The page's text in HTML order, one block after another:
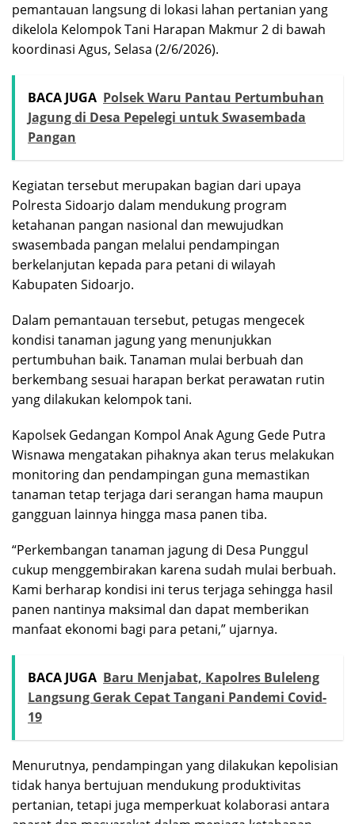
pemantauan langsung di lokasi lahan pertanian yang
dikelola Kelompok Tani Harapan Makmur 2 di bawah
koordinasi Agus, Selasa (2/6/2026).
BACA JUGA Polsek Waru Pantau Pertumbuhan
Jagung di Desa Pepelegi untuk Swasembada
Pangan
Kegiatan tersebut merupakan bagian dari upaya
Polresta Sidoarjo dalam mendukung program
ketahanan pangan nasional dan mewujudkan
swasembada pangan melalui pendampingan
berkelanjutan kepada para petani di wilayah
Kabupaten Sidoarjo.
Dalam pemantauan tersebut, petugas mengecek
kondisi tanaman jagung yang menunjukkan
pertumbuhan baik. Tanaman mulai berbuah dan
berkembang sesuai harapan berkat perawatan rutin
yang dilakukan kelompok tani.
Kapolsek Gedangan Kompol Anak Agung Gede Putra
Wisnawa mengatakan pihaknya akan terus melakukan
monitoring dan pendampingan guna memastikan
tanaman tetap terjaga dari serangan hama maupun
gangguan lainnya hingga masa panen tiba.
“Perkembangan tanaman jagung di Desa Punggul
cukup menggembirakan karena sudah mulai berbuah.
Kami berharap kondisi ini terus terjaga sehingga hasil
panen nantinya maksimal dan dapat memberikan
manfaat ekonomi bagi para petani,” ujarnya.
BACA JUGA Baru Menjabat, Kapolres Buleleng
Langsung Gerak Cepat Tangani Pandemi Covid-
19
Menurutnya, pendampingan yang dilakukan kepolisian
tidak hanya bertujuan mendukung produktivitas
pertanian, tetapi juga memperkuat kolaborasi antara